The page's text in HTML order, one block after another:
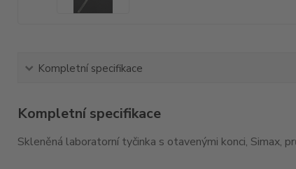
Kompletní specifikace
Kompletní specifikace
Skleněná laboratorní tyčinka s otavenými konci, Simax,